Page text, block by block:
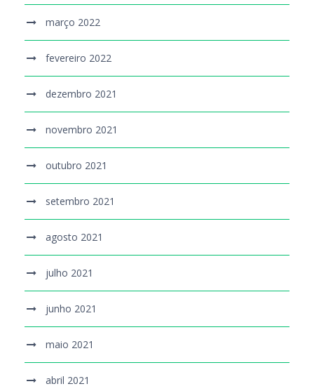
março 2022
fevereiro 2022
dezembro 2021
novembro 2021
outubro 2021
setembro 2021
agosto 2021
julho 2021
junho 2021
maio 2021
abril 2021